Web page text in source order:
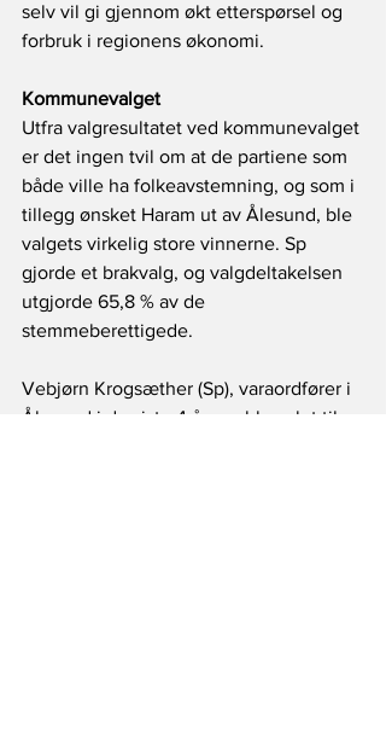
selv vil gi gjennom økt etterspørsel og
forbruk i regionens økonomi.
Kommunevalget
Utfra valgresultatet ved kommunevalget
er det ingen tvil om at de partiene som
både ville ha folkeavstemning, og som i
tillegg ønsket Haram ut av Ålesund, ble
valgets virkelig store vinnerne. Sp
gjorde et brakvalg, og valgdeltakelsen
utgjorde 65,8 % av de
stemmeberettigede.
Vebjørn Krogsæther (Sp), varaordfører i
Ålesund i de siste 4 årene ble valgt til